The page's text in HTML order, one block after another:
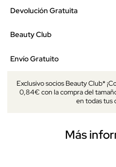
Devolución Gratuita
Beauty Club
Envío Gratuito
Exclusivo socios Beauty Club*
0,84€ con la compra del
en todas tus
Más